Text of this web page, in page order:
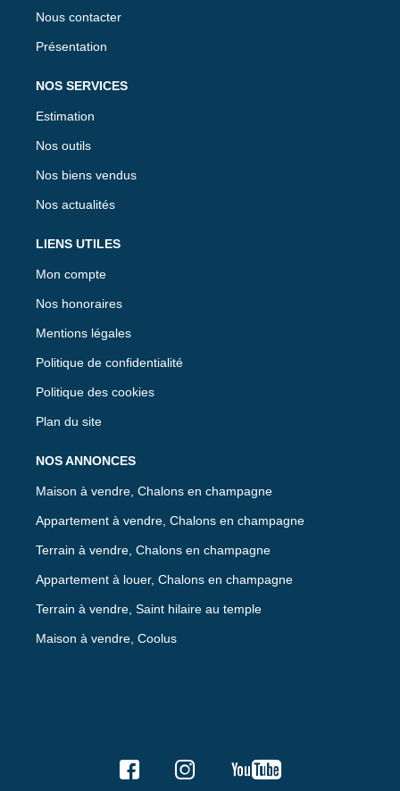
Nous contacter
Présentation
NOS SERVICES
Estimation
Nos outils
Nos biens vendus
Nos actualités
LIENS UTILES
Mon compte
Nos honoraires
Mentions légales
Politique de confidentialité
Politique des cookies
Plan du site
NOS ANNONCES
Maison à vendre, Chalons en champagne
Appartement à vendre, Chalons en champagne
Terrain à vendre, Chalons en champagne
Appartement à louer, Chalons en champagne
Terrain à vendre, Saint hilaire au temple
Maison à vendre, Coolus